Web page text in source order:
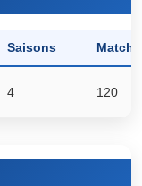
Saisons Matchs
4 120